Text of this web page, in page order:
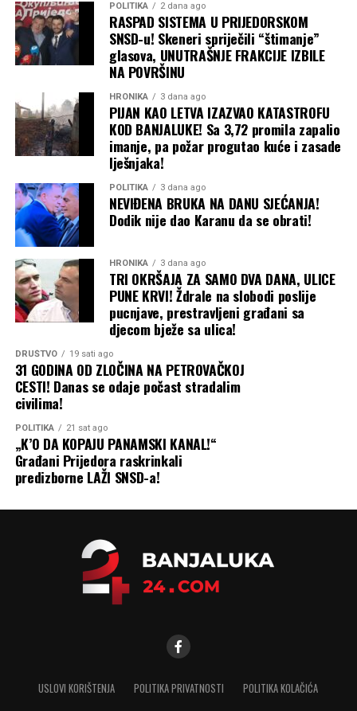
POLITIKA 2 dana ago
RASPAD SISTEMA U PRIJEDORSKOM
SNSD-u! Skeneri spriječili “štimanje”
glasova, UNUTRAŠNJE FRAKCIJE IZBILE
NA POVRŠINU
HRONIKA 3 dana ago
PIJAN KAO LETVA IZAZVAO KATASTROFU
KOD BANJALUKE! Sa 3,72 promila zapalio
imanje, pa požar progutao kuće i zasade
lješnjaka!
POLITIKA 3 dana ago
NEVIĐENA BRUKA NA DANU SJEĆANJA!
Dodik nije dao Karanu da se obrati!
HRONIKA 3 dana ago
TRI OKRŠAJA ZA SAMO DVA DANA, ULICE
PUNE KRVI! Ždrale na slobodi poslije
pucnjave, prestravljeni građani sa
djecom bježe sa ulica!
DRUŠTVO 19 sati ago
31 GODINA OD ZLOČINA NA PETROVAČKOJ
CESTI! Danas se odaje počast stradalim
civilima!
POLITIKA 21 sat ago
„K’O DA KOPAJU PANAMSKI KANAL!“
Građani Prijedora raskrinkali
predizborne LAŽI SNSD-a!
USLOVI KORIŠTENJA POLITIKA PRIVATNOSTI POLITIKA KOLAČIĆA